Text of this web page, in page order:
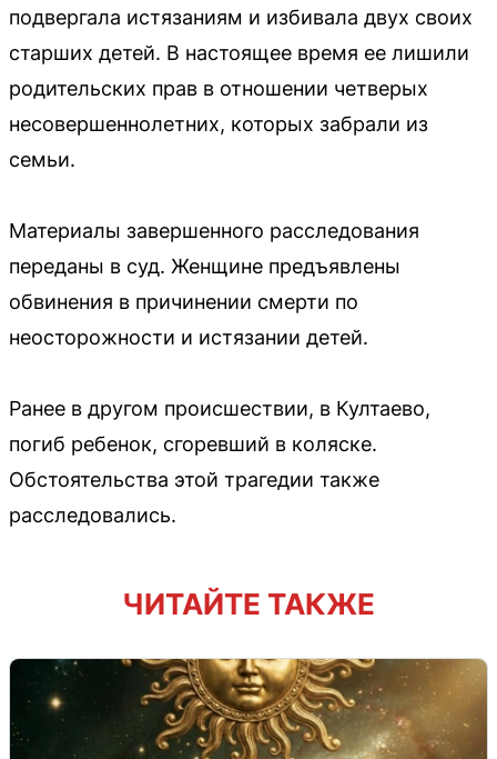
подвергала истязаниям и избивала двух своих
старших детей. В настоящее время ее лишили
родительских прав в отношении четверых
несовершеннолетних, которых забрали из
семьи.
Материалы завершенного расследования
переданы в суд. Женщине предъявлены
обвинения в причинении смерти по
неосторожности и истязании детей.
Ранее в другом происшествии, в Култаево,
погиб ребенок, сгоревший в коляске.
Обстоятельства этой трагедии также
расследовались.
ЧИТАЙТЕ ТАКЖЕ